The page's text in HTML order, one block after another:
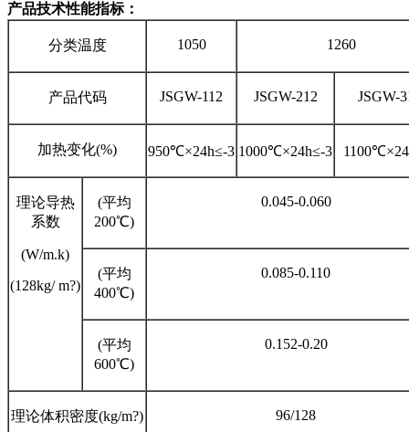
产品技术性能指标：
分类温度 1050 1260
产品代码 JSGW-112 JSGW-212 JSGW-
加热变化(%) 950℃×24h≤-3 1000℃×24h≤-3
理论导热
系数
(W/m.k)
(128kg/ m?)
(平均
200℃)
0.045-0.060
(平均
400℃)
0.085-0.110
(平均
600℃)
0.152-0.20
理论体积密度(kg/m?) 96/128